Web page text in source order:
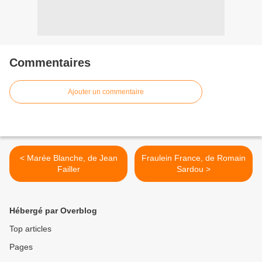
Commentaires
Ajouter un commentaire
< Marée Blanche, de Jean
Failler
Fraulein France, de Romain
Sardou >
Hébergé par Overblog
Top articles
Pages